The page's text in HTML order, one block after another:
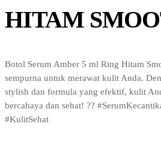
HITAM
Botol Serum Amber 5 ml Ring Hitam
sempurna untuk merawat kulit Anda.
stylish dan formula yang efektif, kulit
bercahaya dan sehat! ??
#KulitSehat